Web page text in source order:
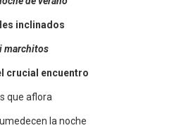
inclinados
marchitos
crucial encuentro
que aflora
la noche